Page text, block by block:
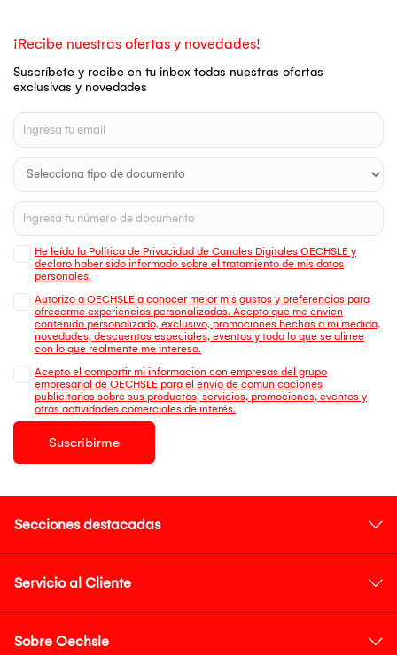
¡Recibe nuestras ofertas y novedades!
Suscríbete y recibe en tu inbox todas nuestras ofertas
exclusivas y novedades
He leído la Política de Privacidad de Canales Digitales OECHSLE y
declaro haber sido informado sobre el tratamiento de mis datos
personales.
Autorizo a OECHSLE a conocer mejor mis gustos y preferencias para
ofrecerme experiencias personalizadas. Acepto que me envien
contenido personalizado, exclusivo, promociones hechas a mi medida,
novedades, descuentos especiales, eventos y todo lo que se alinee
con lo que realmente me interesa.
Acepto el compartir mi información con empresas del grupo
empresarial de OECHSLE para el envío de comunicaciones
publicitarias sobre sus productos, servicios, promociones, eventos y
otras actividades comerciales de interés.
Suscribirme
Secciones destacadas
Servicio al Cliente
Sobre Oechsle